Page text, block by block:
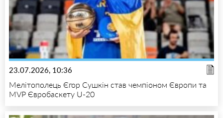
23.07.2026, 10:36
Мелітополець Єгор Сушкін став чемпіоном Європи та
MVP Євробаскету U-20